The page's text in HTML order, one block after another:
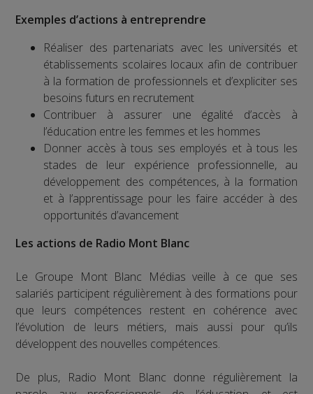
Exemples d’actions à entreprendre
Réaliser des partenariats avec les universités et
établissements scolaires locaux afin de contribuer
à la formation de professionnels et d’expliciter ses
besoins futurs en recrutement
Contribuer à assurer une égalité d’accès à
l’éducation entre les femmes et les hommes
Donner accès à tous ses employés et à tous les
stades de leur expérience professionnelle, au
développement des compétences, à la formation
et à l’apprentissage pour les faire accéder à des
opportunités d’avancement
Les actions de Radio Mont Blanc
Le Groupe Mont Blanc Médias veille à ce que ses
salariés participent régulièrement à des formations pour
que leurs compétences restent en cohérence avec
l’évolution de leurs métiers, mais aussi pour qu’ils
développent des nouvelles compétences.
De plus, Radio Mont Blanc donne régulièrement la